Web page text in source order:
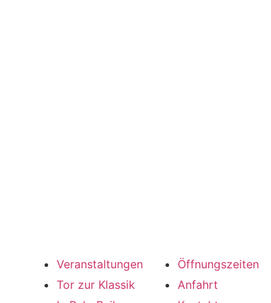
Veranstaltungen
Tor zur Klassik
Öffnungszeiten
Anfahrt